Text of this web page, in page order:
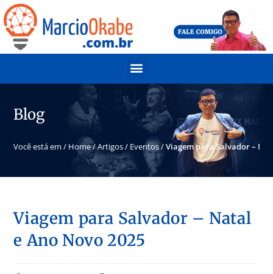
Blog
Você está em / Home/Artigos/ Eventos/Viagem para Salvador –
Viagem para Salvador – Natal
e Ano Novo 2025